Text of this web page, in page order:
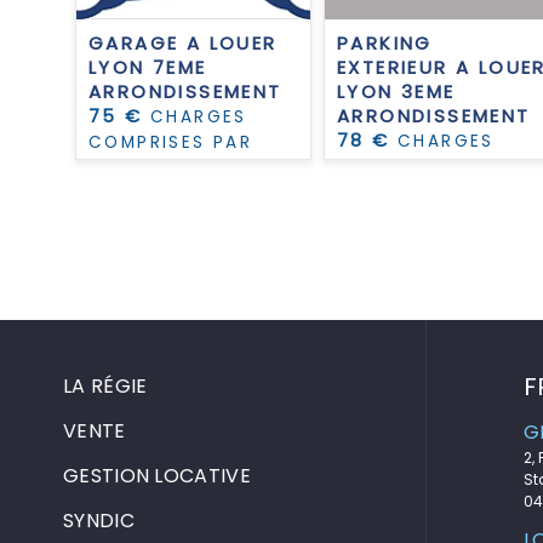
GARAGE A LOUER
LYON 7EME
ARRONDISSEMENT
75 € CHARGES
COMPRISES PAR
MOIS
PARKING
EXTERIEUR A
LYON 3EME
ARRONDISSEMENT
78 € CHARGES
COMPRISES PAR
LA RÉGIE
VENTE
GESTION LOCATIVE
SYNDIC
2,